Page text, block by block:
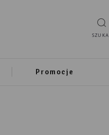
SZUKAJ
Promocje